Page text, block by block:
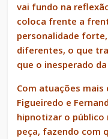
vai fundo na
coloca frente a
personalidade
diferentes, o que
que o inesperado
Com atuações
Figueiredo e
hipnotizar o público
peça, fazendo com